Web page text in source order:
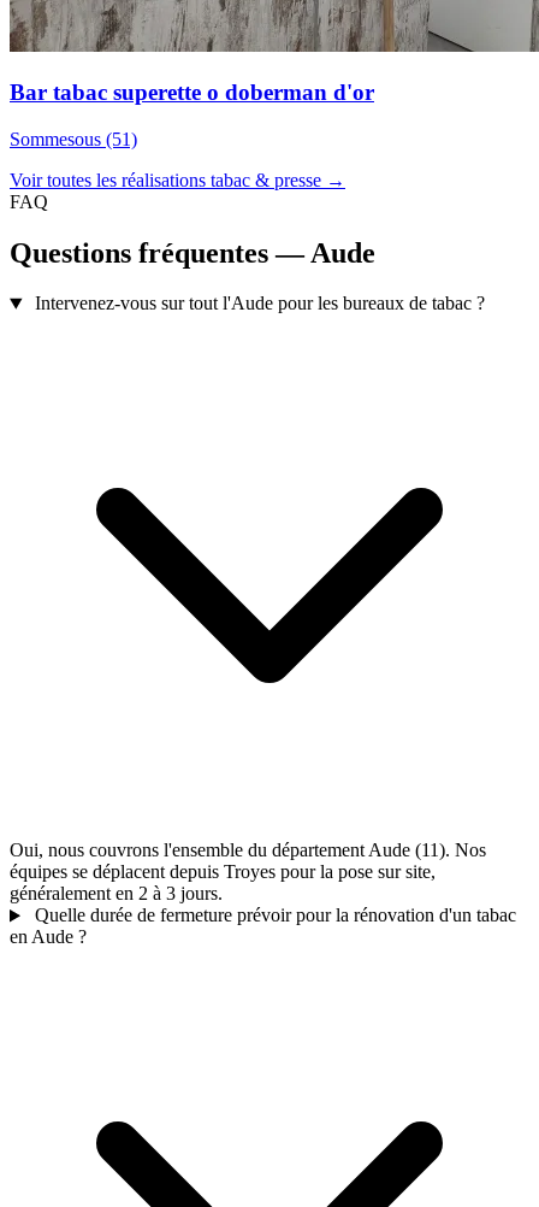
Bar tabac superette o doberman d'or
Sommesous (51)
Voir toutes les réalisations tabac & presse →
FAQ
Questions fréquentes — Aude
Intervenez-vous sur tout l'Aude pour les bureaux de tabac ?
Oui, nous couvrons l'ensemble du département Aude (11). Nos
équipes se déplacent depuis Troyes pour la pose sur site,
généralement en 2 à 3 jours.
Quelle durée de fermeture prévoir pour la rénovation d'un tabac
en Aude ?